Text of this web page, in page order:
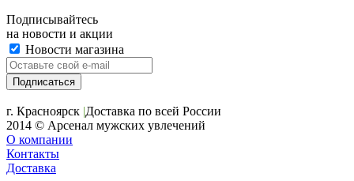
Подписывайтесь
на новости и акции
Новости магазина
г. Красноярск |Доставка по всей России
2014 © Арсенал мужских увлечений
О компании
Контакты
Доставка